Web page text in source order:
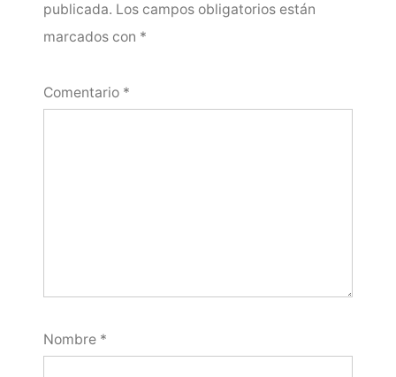
publicada. Los campos obligatorios están
marcados con *
Comentario *
Nombre *